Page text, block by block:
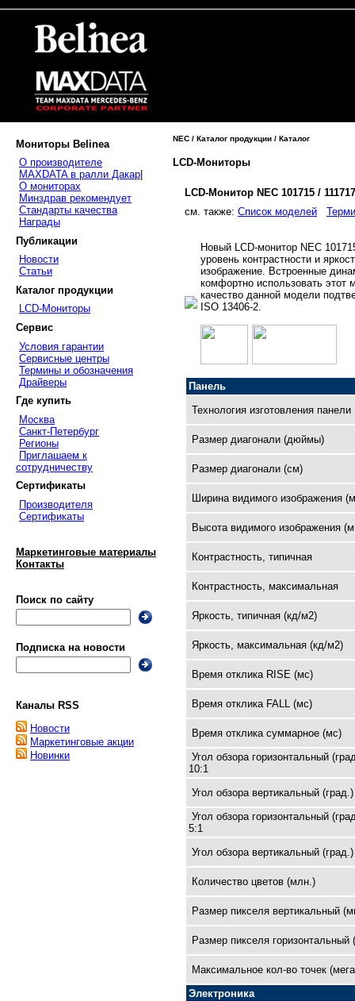
Мониторы Belinea
О производителе
MAXDATA в ралли Дакар
О мониторах
Минздрав рекомендует
Стандарты качества
Награды
Публикации
Новости
Статьи
Каталог продукции
LCD-Мониторы
Сервис
Условия гарантии
Сервисные центры
Термины и обозначения
Драйверы
Где купить
Москва
Санкт-Петербург
Регионы
Приглашаем к
сотрудничеству
Сертификаты
Производителя
Сертификаты
Маркетинговые материалы
Контакты
Поиск по сайту
Подписка на новости
Каналы RSS
Новости
Маркетинговые акции
Новинки
NEC / Каталог продукции / Каталог
LCD-Мониторы
LCD-Монитор NEC 101715 /
cм. также: Список моделей
Новый LCD-монитор NEC
уровень контрастности и
изображение. Встроенные
комфортно использовать
качество данной модели
ISO 13406-2.
Панель
Технология изготовления панели
Размер диагонали (дюймы)
Размер диагонали (см)
Ширина видимого изображения
Высота видимого изображения
Контрастность, типичная
Контрастность, максимальная
Яркость, типичная (кд/м2)
Яркость, максимальная (кд/м2)
Время отклика RISE (мс)
Время отклика FALL (мс)
Время отклика суммарное (мс)
Угол обзора горизонтальный
10:1
Угол обзора вертикальный
Угол обзора горизонтальный
5:1
Угол обзора вертикальный
Количество цветов (млн.)
Размер пикселя вертикальный
Размер пикселя горизонтальный
Максимальное кол-во точек
Электроника